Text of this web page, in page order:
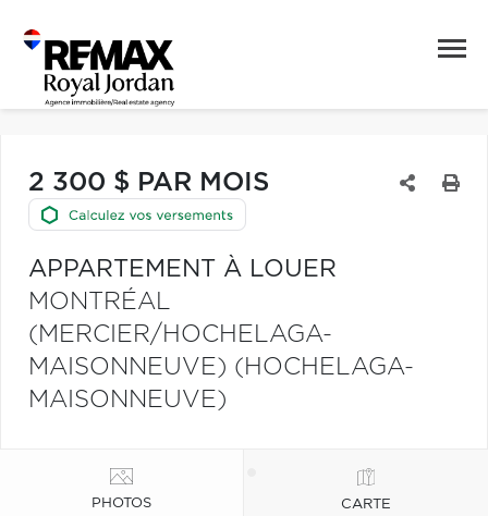
2 300 $ PAR MOIS
APPARTEMENT À LOUER
MONTRÉAL
(MERCIER/HOCHELAGA-
MAISONNEUVE) (HOCHELAGA-
MAISONNEUVE)
PHOTOS CARTE